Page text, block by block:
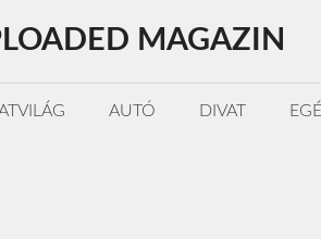
MAGAZIN
AUTÓ DIVAT